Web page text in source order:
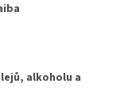
alkoholu a